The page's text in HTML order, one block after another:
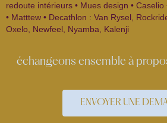
redoute intérieurs • Mues design •
• Matttew • Decathlon : Van Rysel,
Oxelo, Newfeel, Nyamba, Kalenji
échangeons ensemble à
ENVOYER UNE